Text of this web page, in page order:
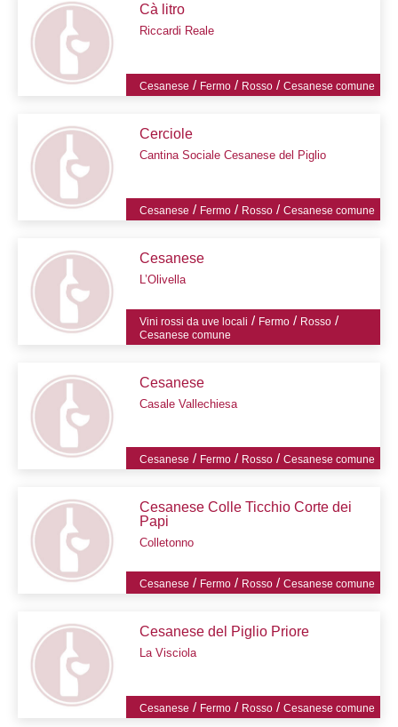
Cà litro
Riccardi Reale
Cesanese / Fermo / Rosso /Cesanese comune
Cerciole
Cantina Sociale Cesanese del Piglio
Cesanese / Fermo / Rosso /Cesanese comune
Cesanese
L’Olivella
Vini rossi da uve locali / Fermo / Rosso /
Cesanese comune
Cesanese
Casale Vallechiesa
Cesanese / Fermo / Rosso /Cesanese comune
Cesanese Colle Ticchio Corte dei
Papi
Colletonno
Cesanese / Fermo / Rosso /Cesanese comune
Cesanese del Piglio Priore
La Visciola
Cesanese / Fermo / Rosso /Cesanese comune